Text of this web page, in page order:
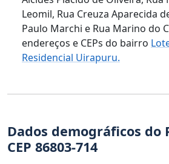
Leomil, Rua Creuza Aparecida
Paulo Marchi e Rua Marino do
endereços e CEPs do bairro
Residencial Uirapuru.
Dados demográficos do
CEP 86803-714